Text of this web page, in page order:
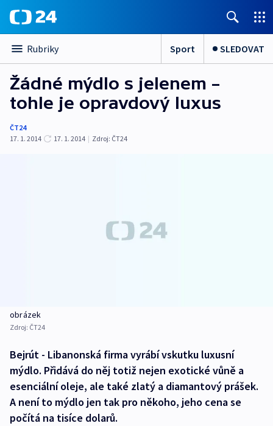
Rubriky Sport SLEDOVAT
Žádné mýdlo s jelenem –
tohle je opravdový luxus
ČT24
17. 1. 2014
17. 1. 2014 | Zdroj: ČT24
obrázek
Zdroj: ČT24
Bejrút - Libanonská firma vyrábí vskutku luxusní
mýdlo. Přidává do něj totiž nejen exotické vůně a
esenciální oleje, ale také zlatý a diamantový prášek.
A není to mýdlo jen tak pro někoho, jeho cena se
počítá na tisíce dolarů.